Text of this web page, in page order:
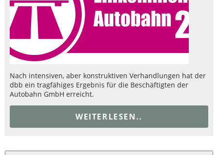
Nach intensiven, aber konstruktiven Verhandlungen hat der
dbb ein tragfähiges Ergebnis für die Beschäftigten der
Autobahn GmbH erreicht.
WEITERLESEN..